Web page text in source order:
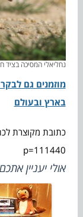
נחליאלי המסיכה בציד
מוזמנים גם
בארץ ובעולם
p=111440
אולי יעניין